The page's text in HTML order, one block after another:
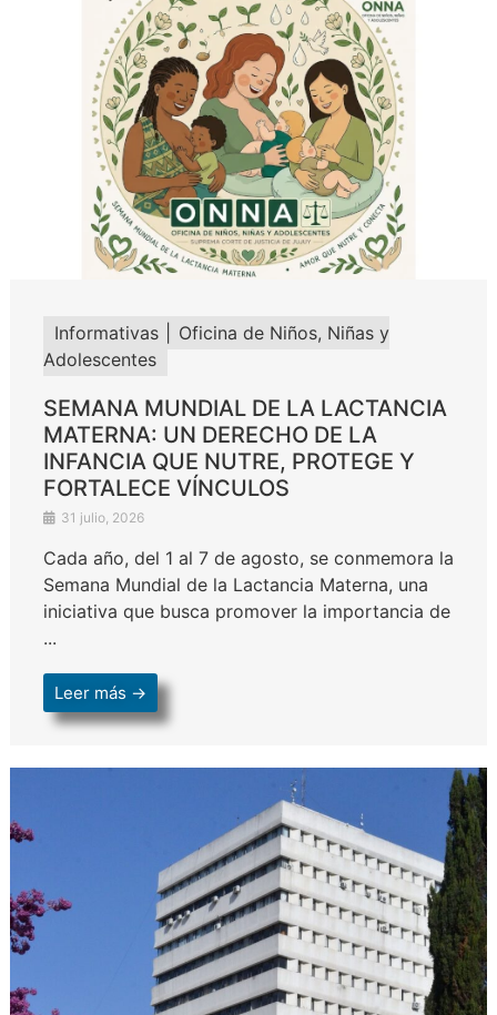
Informativas
Oficina de Niños, Niñas y
Adolescentes
SEMANA MUNDIAL DE LA LACTANCIA
MATERNA: UN DERECHO DE LA
INFANCIA QUE NUTRE, PROTEGE Y
FORTALECE VÍNCULOS
31 julio, 2026
Cada año, del 1 al 7 de agosto, se conmemora la
Semana Mundial de la Lactancia Materna, una
iniciativa que busca promover la importancia de
...
Leer más →